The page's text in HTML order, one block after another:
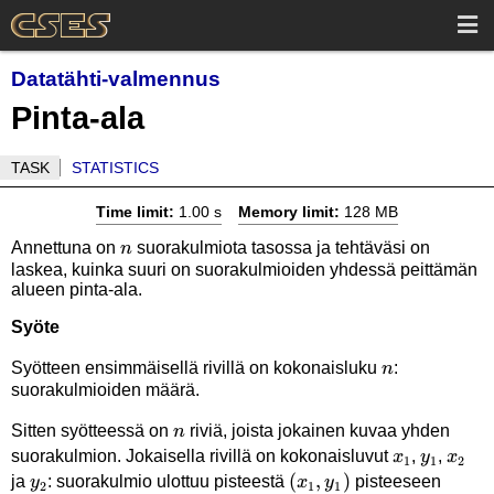
Datatähti-valmennus
Pinta-ala
TASK STATISTICS
Time limit: 1.00 s Memory limit: 128 MB
Annettuna on n
nsuorakulmiota tasossa ja tehtäväsi on
laskea, kuinka suuri on suorakulmioiden yhdessä peittämän
alueen pinta-ala.
Syöte
Syötteen ensimmäisellä rivillä on kokonaisluku n
n:
suorakulmioiden määrä.
Sitten syötteessä on n
nriviä, joista jokainen kuvaa yhden
suorakulmion. Jokaisella rivillä on kokonaisluvutx_1
x1 , y_1
y1 ,x_2
x2
ja y_2
y2: suorakulmio ulottuu pisteestä (x_1,y_1)
(x1 , y1 ) pisteeseen